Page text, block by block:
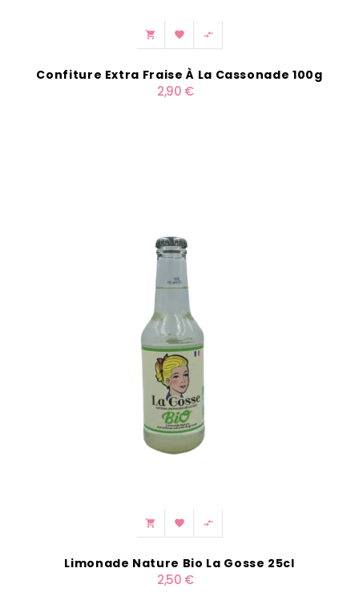
  
Confiture Extra Fraise À La Cassonade 100g
2,90 €
  
Limonade Nature Bio La Gosse 25cl
2,50 €